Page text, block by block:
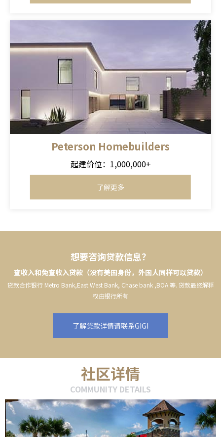
Peterson Homebuilders
起建价位：1,000,000+
了解更多
想要咨询贷款信息？
查收入和免查收入贷款（没有美国身份，外国人同样可以贷款）
贷款合作银行 Metro Bank,East West Bank, Chase bank ,BOA 等. 贷款最终解释
权由银行所有
了解贷款详情请联系GIGI
社区详情
COMMUNITY DETAILS